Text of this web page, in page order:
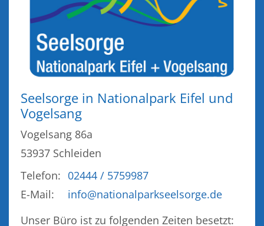
Seelsorge in Nationalpark Eifel und
Vogelsang
Vogelsang 86a
53937 Schleiden
Telefon: 02444 / 5759987
E-Mail:
info@nationalparkseelsorge.de
Unser Büro ist zu folgenden Zeiten besetzt: